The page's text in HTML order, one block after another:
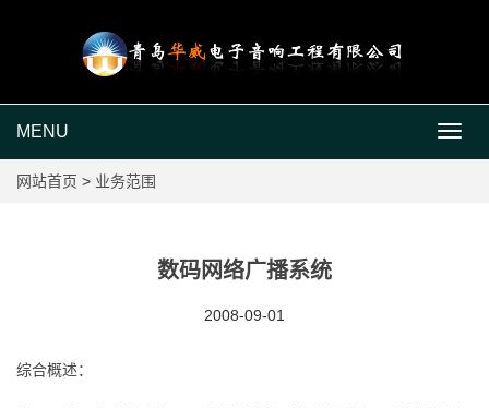
MENU
网站首页 > 业务范围
数码网络广播系统
2008-09-01
综合概述：